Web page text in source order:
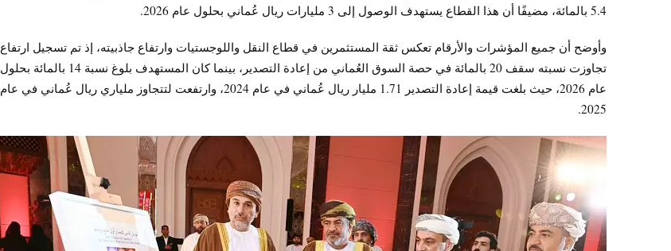
5.4 بالمائة، مضيفًا أن هذا القطاع يستهدف الوصول إلى 3 مليارات ريال عُماني بحلول عام 2026.
وأوضح أن جميع المؤشرات والأرقام تعكس ثقة المستثمرين في قطاع النقل واللوجستيات وارتفاع جاذبيته، إذ تم تسجيل ارتفاع
تجاوزت نسبته سقف 20 بالمائة في حصة السوق العُماني من إعادة التصدير، بينما كان المستهدف بلوغ نسبة 14 بالمائة بحلول
عام 2026، حيث بلغت قيمة إعادة التصدير 1.71 مليار ريال عُماني في عام 2024، وارتفعت لتتجاوز ملياري ريال عُماني في عام
2025.